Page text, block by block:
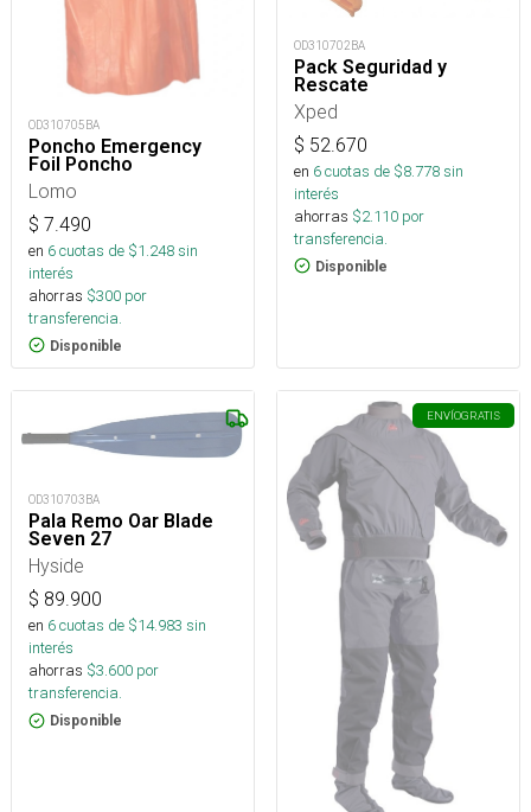
OD310705BA
Poncho Emergency
Foil Poncho
Lomo
$ 7.490
en 6cuotas de $1.248sin
interés
ahorras $300 por
transferencia.
Disponible
OD310702BA
Pack Seguridad y
Rescate
Xped
$ 52.670
en 6cuotas de $8.778sin
interés
ahorras $2.110 por
transferencia.
Disponible
OD310703BA
Pala Remo Oar Blade
Seven 27
Hyside
$ 89.900
en 6cuotas de $14.983 sin
interés
ahorras $3.600 por
transferencia.
Disponible
ENVÍOGRATIS